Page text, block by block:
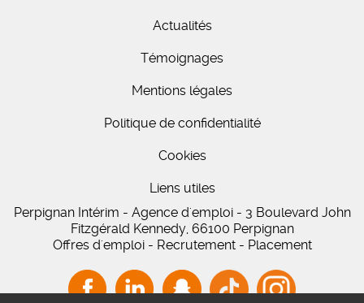
Actualités
Témoignages
Mentions légales
Politique de confidentialité
Cookies
Liens utiles
Perpignan Intérim - Agence d'emploi - 3 Boulevard John
Fitzgérald Kennedy, 66100 Perpignan
Offres d'emploi - Recrutement - Placement